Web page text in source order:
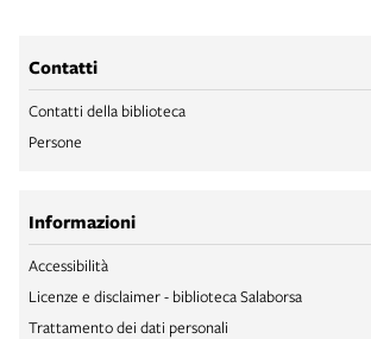
Contatti
Contatti della biblioteca
Persone
Informazioni
Accessibilità
Licenze e disclaimer - biblioteca Salaborsa
Trattamento dei dati personali